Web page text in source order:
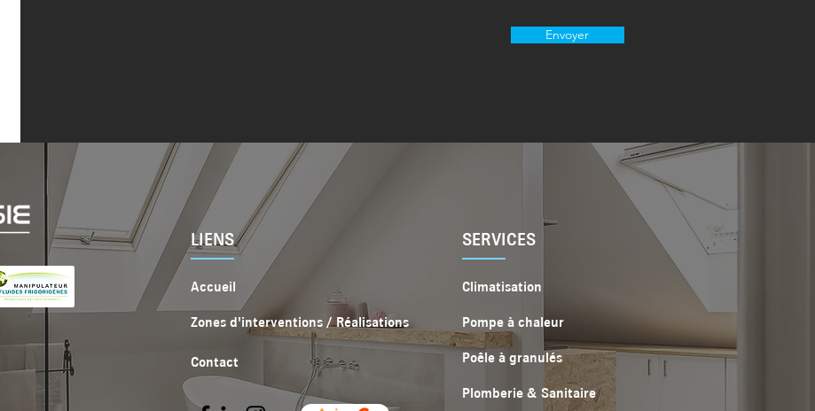
Envoyer
LIENS
Accueil
Zones d'interventions / Réalisations
Contact
SERVICES
Climatisation
Pompe à chaleur
Poêle à granulés
Plomberie & Sanitaire